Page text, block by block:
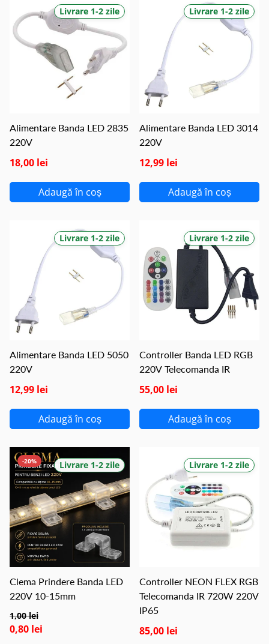
Livrare 1-2 zile
Alimentare Banda LED 2835
220V
18,00 lei
Adaugă în coș
Livrare 1-2 zile
Alimentare Banda LED 3014
220V
12,99 lei
Adaugă în coș
Livrare 1-2 zile
Alimentare Banda LED 5050
220V
12,99 lei
Adaugă în coș
Livrare 1-2 zile
Controller Banda LED RGB
220V Telecomanda IR
55,00 lei
Adaugă în coș
Livrare 1-2 zile
-20%
Clema Prindere Banda LED
220V 10-15mm
1,00 lei
0,80 lei
Livrare 1-2 zile
Controller NEON FLEX RGB
Telecomanda IR 720W 220V
IP65
85,00 lei